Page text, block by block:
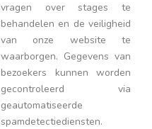
vragen over stages te
behandelen en de veiligheid
van onze website te
waarborgen. Gegevens van
bezoekers kunnen worden
gecontroleerd via
geautomatiseerde
spamdetectiediensten.